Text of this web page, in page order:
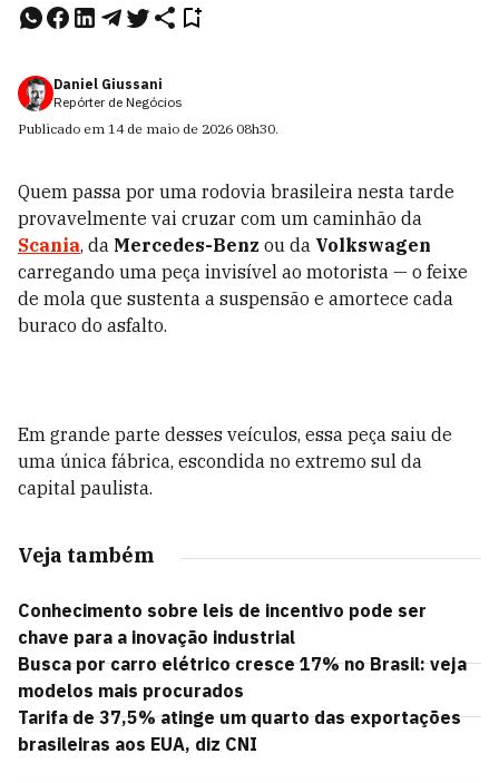
Daniel Giussani
Repórter de Negócios
Publicado em 14 de maio de 2026 08h30.
Quem passa por uma rodovia brasileira nesta tarde
provavelmente vai cruzar com um caminhão da
Scania, da Mercedes-Benz ou da Volkswagen
carregando uma peça invisível ao motorista — o feixe
de mola que sustenta a suspensão e amortece cada
buraco do asfalto.
Em grande parte desses veículos, essa peça saiu de
uma única fábrica, escondida no extremo sul da
capital paulista.
Veja também
Conhecimento sobre leis de incentivo pode ser
chave para a inovação industrial
Busca por carro elétrico cresce 17% no Brasil: veja
modelos mais procurados
Tarifa de 37,5% atinge um quarto das exportações
brasileiras aos EUA, diz CNI